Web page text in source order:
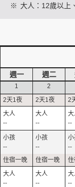
※ 大人：12歲以上
週一 週二
1
--
--
--
2
--
--
--
--
--
--